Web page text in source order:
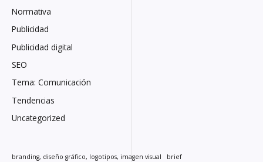
Normativa
Publicidad
Publicidad digital
SEO
Tema: Comunicación
Tendencias
Uncategorized
branding, diseño gráfico, logotipos, imagen visual brief